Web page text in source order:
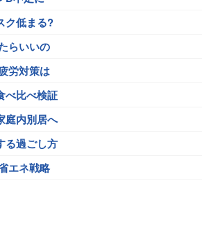
ク低まる?
らいいの
労対策は
べ比べ検証
庭内別居へ
る過ごし方
エネ戦略